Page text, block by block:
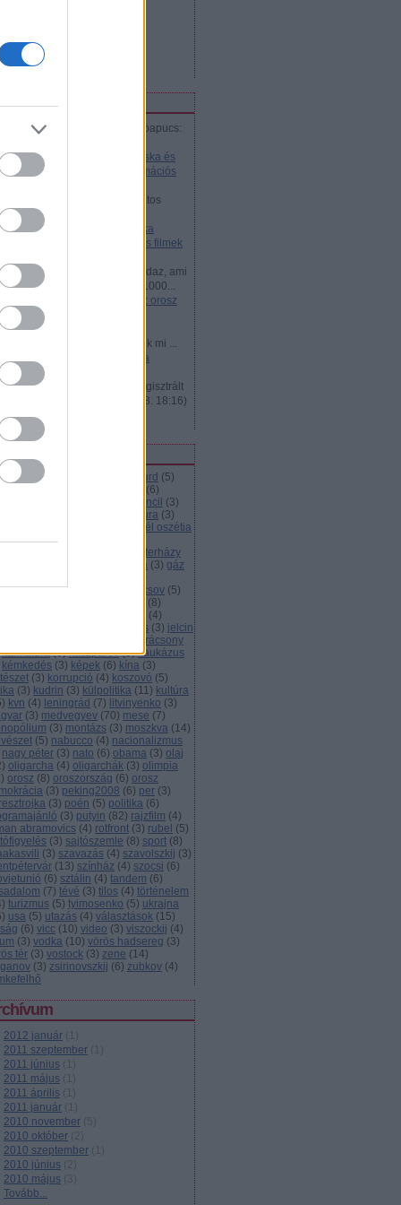
topikok
marlechka:
@pipacsaripacspapucs:
(2018.01.26. 14:51
Cseburáska és
Krokodil Géna - Az orosz animációs
Nemtudomka csodálatos
kalandjai volt életem első...
(2016.12.24. 03:21
Nyeznajka
kalandjai - az orosz animációs filmek
Zsolt Dubovánszky:
Ime mindaz, ami
kell az orosz vizumhoz www.1000...
Mi kell az orosz
vízumhoz?
dohog:Az ukran látnok
Hruscsov,megmondta: leszünk mi ...
50 éves a
Hruscsov-anekdota
DXN:VKontakte 200 millió regisztrált
2013.05.18. 18:16)
Hogyan keresi az orosz?
) abramovics abszurd (5)
(6)
british council (3)
cenzúra (3)
dél oszétia
demokrácia
esterházy
gabona (3) gáz
(8) gázvita gorbacsov (5)
(8)
(4)
janukovics (3) jelcin
karácsony
karikatúra (6) kaszparov (3) kaukázus
kémkedés (3) képek (6) kína (3)
(3) korrupció (4) koszovó (5)
(3) kudrin (3) külpolitika (11) kultúra
) kvn (4) leningrád (7) litvinyenko (3)
(3) medvegyev (70) mese (7)
(3) montázs (3) moszkva (14)
(5) nabucco (4) nacionalizmus
nagy péter (3) nato (6) obama (3) olaj
) oligarcha (4) oligarchák (3) olimpia
) orosz (8) oroszország (6) orosz
(3) peking2008 (6) per (3)
(3) poén (5) politika (6)
(3) putyin (82) rajzfilm (4)
abramovics (4) rotfront (3) rubel (5)
(3) sajtószemle (8) sport (8)
(3) szavazás (4) szavolszkij (3)
(13) színház (4) szocsi (6)
(6) sztálin (4) tandem (6)
(7) tévé (3) tilos (4) történelem
) turizmus (5) tyimosenko (5) ukrajna
) usa (5) utazás (4) választások (15)
(6) vicc (10) video (3) viszockij (4)
(3) vodka (10) vörös hadsereg (3)
tér (3) vostock (3) zene (14)
(3) zsirinovszkij (6) zubkov (4)
2012 január
2011 szeptember
2011 június
2011 május
2011 április
2011 január
2010 november
2010 október
2010 szeptember
2010 június
2010 május
Tovább...